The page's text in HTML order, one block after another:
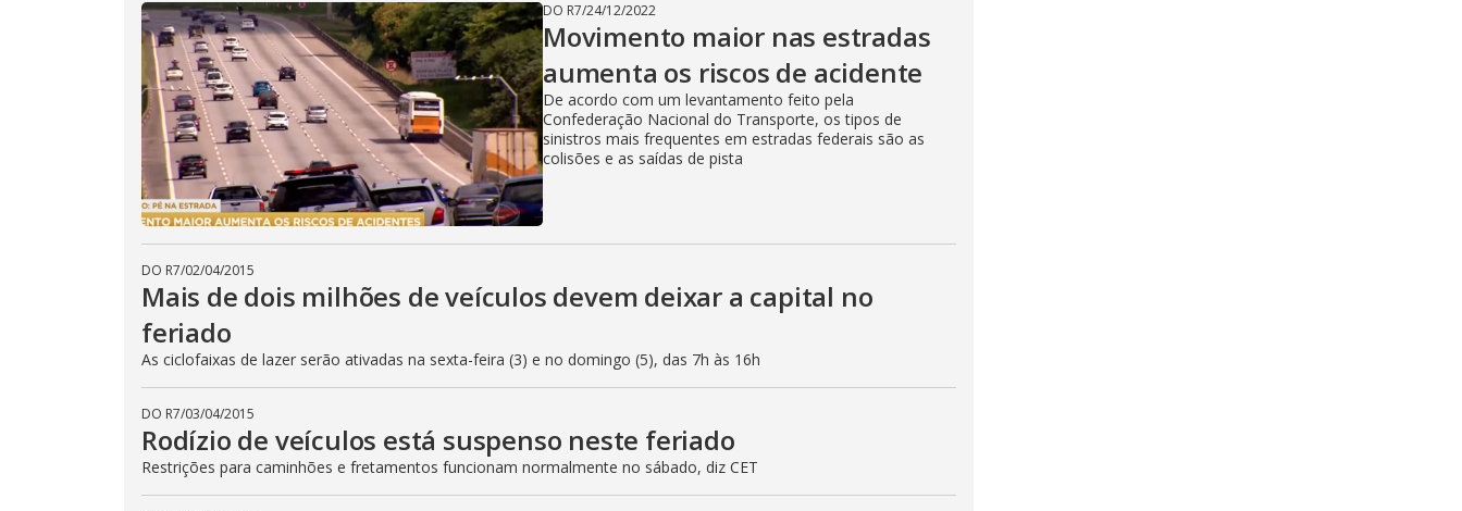
DO R7/24/12/2022
Movimento maior nas estradas
aumenta os riscos de acidente
De acordo com um levantamento feito pela
Confederação Nacional do Transporte, os tipos de
sinistros mais frequentes em estradas federais são as
colisões e as saídas de pista
DO R7/02/04/2015
Mais de dois milhões de veículos devem deixar a capital no
feriado
As ciclofaixas de lazer serão ativadas na sexta-feira (3) e no domingo (5), das 7h às 16h
DO R7/03/04/2015
Rodízio de veículos está suspenso neste feriado
Restrições para caminhões e fretamentos funcionam normalmente no sábado, diz CET